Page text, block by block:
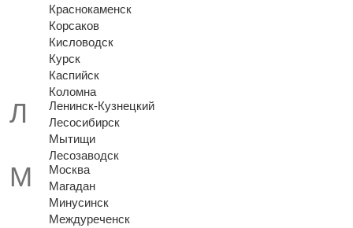
Краснокаменск
Корсаков
Кисловодск
Курск
Каспийск
Коломна
Ленинск-Кузнецкий
Лесосибирск
Мытищи
Лесозаводск
Москва
Магадан
Минусинск
Междуреченск